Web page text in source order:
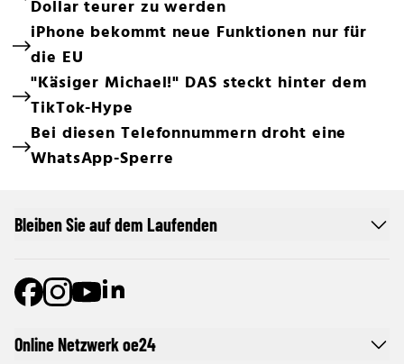
Dollar teurer zu werden
iPhone bekommt neue Funktionen nur für
die EU
"Käsiger Michael!" DAS steckt hinter dem
TikTok-Hype
Bei diesen Telefonnummern droht eine
WhatsApp-Sperre
Online Netzwerk oe24
Bleiben Sie auf dem Laufenden